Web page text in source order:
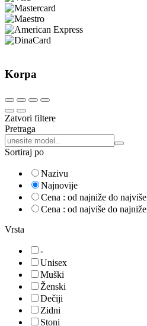
Korpa
Zatvori filtere
Pretraga
Pretraga:
Sortiraj po
Nazivu
Najnovije
Cena : od najniže do najviše
Cena : od najviše do najniže
Vrsta
-
Unisex
Muški
Ženski
Dečiji
Zidni
Stoni